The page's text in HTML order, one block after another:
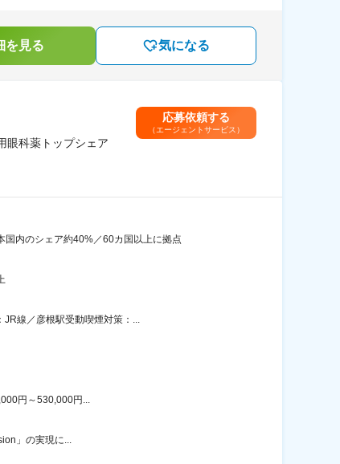
を見る 気になる
眼科薬トップシェア
応募依頼する
（エージェントサービス）
国内のシェア約40%／60カ国以上に拠点
線／彦根駅受動喫煙対策：...
円～530,000円...
」の実現に...